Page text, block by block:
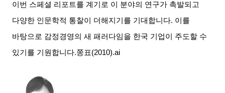
이번 스페셜 리포트를 계기로 이 분야의 연구가 촉발되고
다양한 인문학적 통찰이 더해지기를 기대합니다. 이를
바탕으로 감정경영의 새 패러다임을 한국 기업이 주도할 수
있기를 기원합니다.쫑표(2010).ai